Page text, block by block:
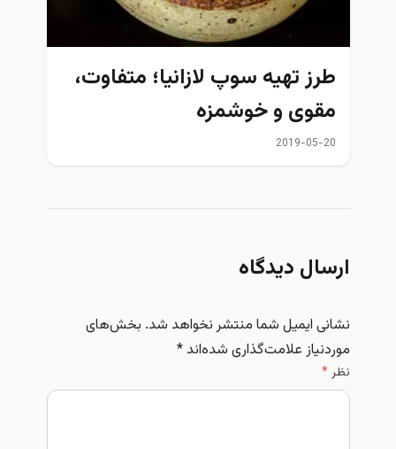
طرز تهیه سوپ لازانیا؛ متفاوت،
مقوی و خوشمزه
2019-05-20
ارسال دیدگاه
نشانی ایمیل شما منتشر نخواهد شد. بخش‌های
موردنیاز علامت‌گذاری شده‌اند*
نظر*